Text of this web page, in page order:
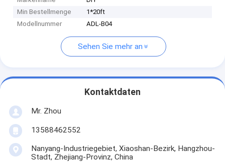
Min Bestellmenge
1*20ft
Modellnummer
ADL-B04
Sehen Sie mehr an
Kontaktdaten
Mr. Zhou
13588462552
Nanyang-Industriegebiet, Xiaoshan-Bezirk, Hangzhou-
Stadt, Zhejiang-Provinz, China